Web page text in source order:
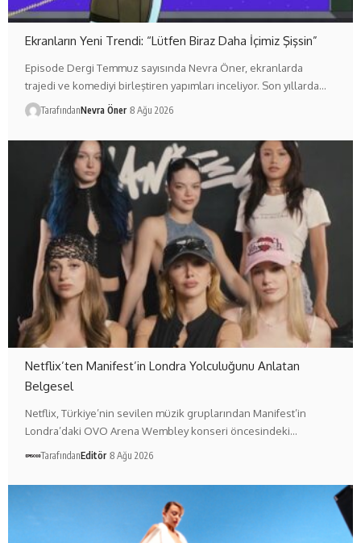
Ekranların Yeni Trendi: “Lütfen Biraz Daha İçimiz Şişsin”
Episode Dergi Temmuz sayısında Nevra Öner, ekranlarda
trajedi ve komediyi birleştiren yapımları inceliyor. Son yıllarda…
TarafındanNevra Öner 8 Ağu 2026
Netflix’ten Manifest’in Londra Yolculuğunu Anlatan
Belgesel
Netflix, Türkiye’nin sevilen müzik gruplarından Manifest’in
Londra’daki OVO Arena Wembley konseri öncesindeki…
TarafındanEditör 8 Ağu 2026